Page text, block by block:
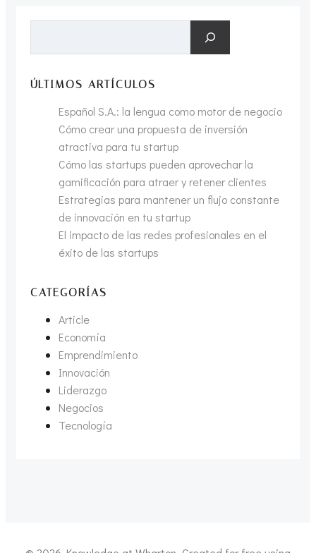
ÚLTIMOS ARTÍCULOS
Español S.A.: la lengua como motor de negocio
Cómo crear una propuesta de inversión
atractiva para tu startup
Cómo las startups pueden aprovechar la
gamificación para atraer y retener clientes
Estrategias para mantener un flujo constante
de innovación en tu startup
El impacto de las redes profesionales en el
éxito de las startups
CATEGORÍAS
Article
Economía
Emprendimiento
Innovación
Liderazgo
Negocios
Tecnología